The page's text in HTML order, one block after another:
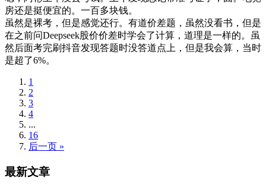
房还是挺便宜的。一百多块钱。
虽然是裸考，但是感觉还行。有道价差题，虽然没看书，但是
在之前问Deepseek股价价差时学会了计算，道理是一样的。虽
然后面考完刷抖音发现答题时没答道点上，但是我会算，当时
是超了6%。
1
2
3
4
...
16
后一页 »
最新文章